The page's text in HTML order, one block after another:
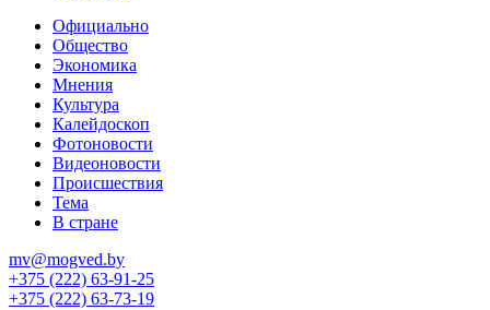
Официально
Общество
Экономика
Мнения
Культура
Калейдоскоп
Фотоновости
Видеоновости
Происшествия
Тема
В стране
mv@mogved.by
+375 (222) 63-91-25
+375 (222) 63-73-19